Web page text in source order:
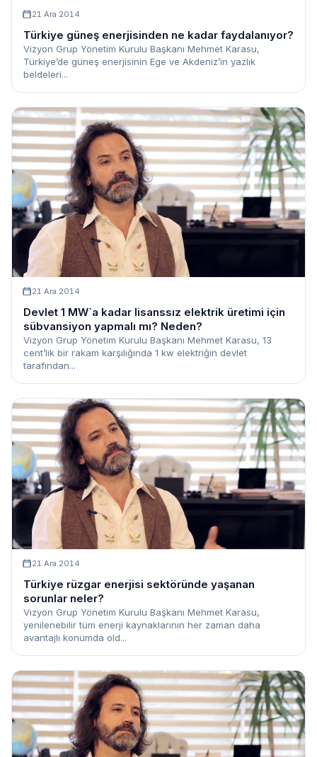
21 Ara 2014
Türkiye güneş enerjisinden ne kadar faydalanıyor?
Vizyon Grup Yönetim Kurulu Başkanı Mehmet Karasu,
Türkiye’de güneş enerjisinin Ege ve Akdeniz’in yazlık
beldeleri...
21 Ara 2014
Devlet 1 MW`a kadar lisanssız elektrik üretimi için
sübvansiyon yapmalı mı? Neden?
Vizyon Grup Yönetim Kurulu Başkanı Mehmet Karasu, 13
cent’lik bir rakam karşılığında 1 kw elektriğin devlet
tarafından...
21 Ara 2014
Türkiye rüzgar enerjisi sektöründe yaşanan
sorunlar neler?
Vizyon Grup Yönetim Kurulu Başkanı Mehmet Karasu,
yenilenebilir tüm enerji kaynaklarının her zaman daha
avantajlı konumda old...